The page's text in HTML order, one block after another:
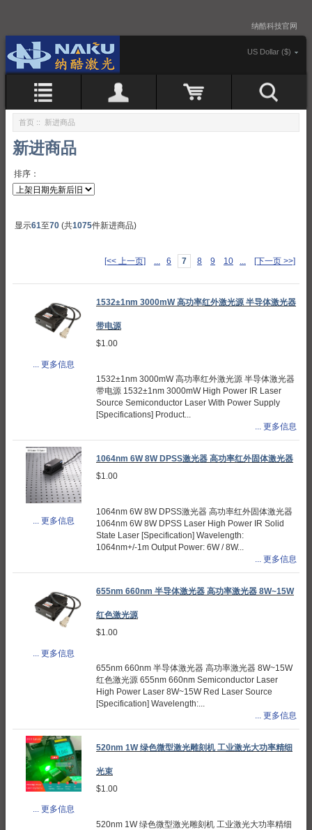
纳酷科技官网
US Dollar ($)
首页 :: 新进商品
新进商品
排序：
显示61至70 (共1075件新进商品)
[<< 上一页] ... 6 7 8 9 10 ... [下一页 >>]
... 更多信息
1532±1nm 3000mW 高功率红外激光源 半导体激光器
带电源
$1.00
1532±1nm 3000mW 高功率红外激光源 半导体激光器
带电源 1532±1nm 3000mW High Power IR Laser
Source Semiconductor Laser With Power Supply
[Specifications] Product...
... 更多信息
... 更多信息
1064nm 6W 8W DPSS激光器 高功率红外固体激光器
$1.00
1064nm 6W 8W DPSS激光器 高功率红外固体激光器
1064nm 6W 8W DPSS Laser High Power IR Solid
State Laser [Specification] Wavelength:
1064nm+/-1m Output Power: 6W / 8W...
... 更多信息
... 更多信息
655nm 660nm 半导体激光器 高功率激光器 8W~15W
红色激光源
$1.00
655nm 660nm 半导体激光器 高功率激光器 8W~15W
红色激光源 655nm 660nm Semiconductor Laser
High Power Laser 8W~15W Red Laser Source
[Specification] Wavelength:...
... 更多信息
... 更多信息
520nm 1W 绿色微型激光雕刻机 工业激光大功率精细
光束
$1.00
520nm 1W 绿色微型激光雕刻机 工业激光大功率精细